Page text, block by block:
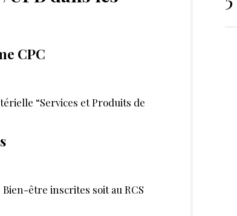
quand on se lance